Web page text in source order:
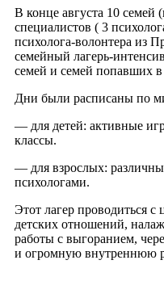
В конце августа 10 семей
специалистов ( 3
психолога-волонтера из
семейный лагерь-
семей и семей попавших
Дни были расписаны по
— для детей: активные
классы.
— для взрослых:
психологами.
Этот лагер проводиться
детских отношений,
работы с выгоранием,
и огромную внутреннюю